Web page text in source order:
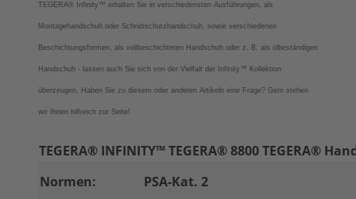
TEGERA® Infinity™ erhalten Sie in verschiedensten Ausführungen, als
Montagehandschuh oder Schnittschutzhandschuh, sowie verschiedenen
Beschichtungsformen, als vollbeschichteten Handschuh oder z. B. als ölbeständigen
Handschuh - lassen auch Sie sich von der Vielfalt der Infinity ™ Kollektion
überzeugen. Haben Sie zu diesem oder anderen Artikeln eine Frage? Gern stehen
wir Ihnen hilfreich zur Seite!
TEGERA® INFINITY™ TEGERA®8800 TEGERA®
Normen:
PSA-Kat. 2